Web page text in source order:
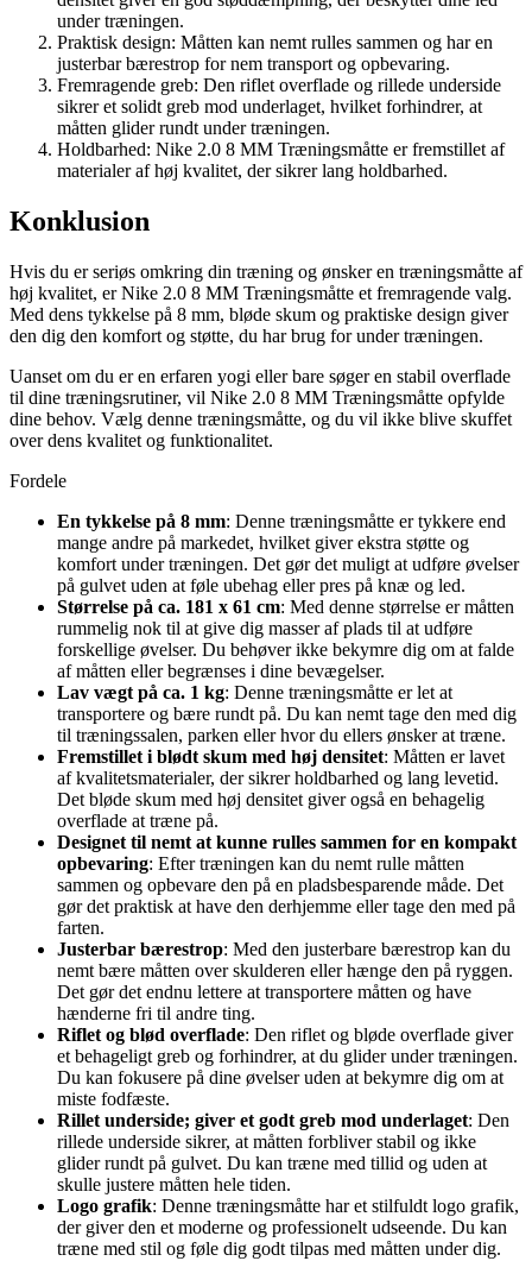
under træningen.
Praktisk design: Måtten kan nemt rulles sammen og har en
justerbar bærestrop for nem transport og opbevaring.
Fremragende greb: Den riflet overflade og rillede underside
sikrer et solidt greb mod underlaget, hvilket forhindrer, at
måtten glider rundt under træningen.
Holdbarhed: Nike 2.0 8 MM Træningsmåtte er fremstillet af
materialer af høj kvalitet, der sikrer lang holdbarhed.
Konklusion
Hvis du er seriøs omkring din træning og ønsker en træningsmåtte af
høj kvalitet, er Nike 2.0 8 MM Træningsmåtte et fremragende valg.
Med dens tykkelse på 8 mm, bløde skum og praktiske design giver
den dig den komfort og støtte, du har brug for under træningen.
Uanset om du er en erfaren yogi eller bare søger en stabil overflade
til dine træningsrutiner, vil Nike 2.0 8 MM Træningsmåtte opfylde
dine behov. Vælg denne træningsmåtte, og du vil ikke blive skuffet
over dens kvalitet og funktionalitet.
Fordele
En tykkelse på 8 mm: Denne træningsmåtte er tykkere end
mange andre på markedet, hvilket giver ekstra støtte og
komfort under træningen. Det gør det muligt at udføre øvelser
på gulvet uden at føle ubehag eller pres på knæ og led.
Størrelse på ca. 181 x 61 cm: Med denne størrelse er måtten
rummelig nok til at give dig masser af plads til at udføre
forskellige øvelser. Du behøver ikke bekymre dig om at falde
af måtten eller begrænses i dine bevægelser.
Lav vægt på ca. 1 kg: Denne træningsmåtte er let at
transportere og bære rundt på. Du kan nemt tage den med dig
til træningssalen, parken eller hvor du ellers ønsker at træne.
Fremstillet i blødt skum med høj densitet: Måtten er lavet
af kvalitetsmaterialer, der sikrer holdbarhed og lang levetid.
Det bløde skum med høj densitet giver også en behagelig
overflade at træne på.
Designet til nemt at kunne rulles sammen for en kompakt
opbevaring: Efter træningen kan du nemt rulle måtten
sammen og opbevare den på en pladsbesparende måde. Det
gør det praktisk at have den derhjemme eller tage den med på
farten.
Justerbar bærestrop: Med den justerbare bærestrop kan du
nemt bære måtten over skulderen eller hænge den på ryggen.
Det gør det endnu lettere at transportere måtten og have
hænderne fri til andre ting.
Riflet og blød overflade: Den riflet og bløde overflade giver
et behageligt greb og forhindrer, at du glider under træningen.
Du kan fokusere på dine øvelser uden at bekymre dig om at
miste fodfæste.
Rillet underside; giver et godt greb mod underlaget: Den
rillede underside sikrer, at måtten forbliver stabil og ikke
glider rundt på gulvet. Du kan træne med tillid og uden at
skulle justere måtten hele tiden.
Logo grafik: Denne træningsmåtte har et stilfuldt logo grafik,
der giver den et moderne og professionelt udseende. Du kan
træne med stil og føle dig godt tilpas med måtten under dig.